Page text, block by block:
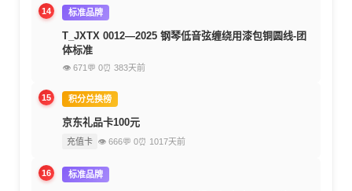
14 标准品牌
T_JXTX 0012—2025 钢琴低音弦缠绕用漆包铜圆线-团
体标准
👁 671 💬 0⏰ 383天前
15 积分兑换榜
京东礼品卡100元
充值卡 👁 666💬 0⏰ 1017天前
16 标准品牌